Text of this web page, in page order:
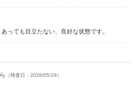
っても目立たない、良好な状態です。
（検査日：2026/05/29）